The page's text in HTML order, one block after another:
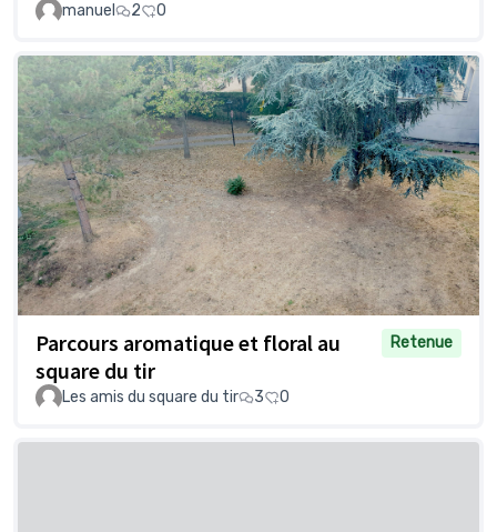
manuel 2 0
Parcours aromatique et floral au
square du tir
Retenue
Les amis du square du tir 3 0